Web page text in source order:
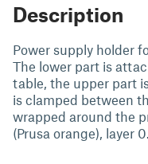
Description
Power supply holder
The lower part is
table, the upper part
is clamped between
wrapped around the
(Prusa orange), layer